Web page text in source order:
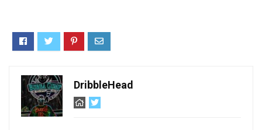
DribbleHead